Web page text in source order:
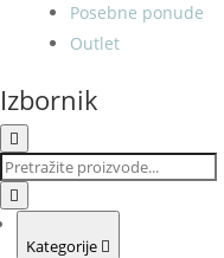
Posebne ponude
Outlet
Izbornik
Kategorije